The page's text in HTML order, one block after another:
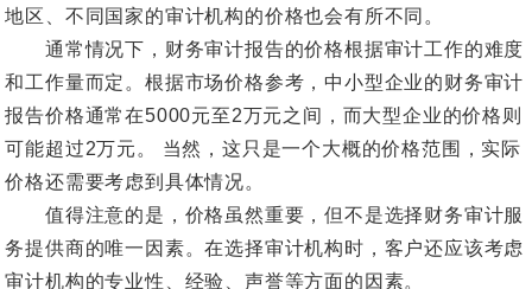
地区、不同国家的审计机构的价格也会有所不同。
通常情况下，财务审计报告的价格根据审计工作的难度
和工作量而定。根据市场价格参考，中小型企业的财务审计
报告价格通常在5000元至2万元之间，而大型企业的价格则
可能超过2万元。 当然，这只是一个大概的价格范围，实际
价格还需要考虑到具体情况。
值得注意的是，价格虽然重要，但不是选择财务审计服
务提供商的唯一因素。在选择审计机构时，客户还应该考虑
审计机构的专业性、经验、声誉等方面的因素。